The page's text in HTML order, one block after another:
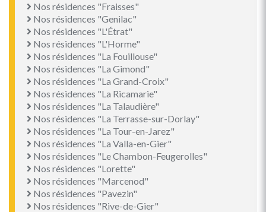
Nos résidences "Fraisses"
Nos résidences "Genilac"
Nos résidences "L'Étrat"
Nos résidences "L'Horme"
Nos résidences "La Fouillouse"
Nos résidences "La Gimond"
Nos résidences "La Grand-Croix"
Nos résidences "La Ricamarie"
Nos résidences "La Talaudière"
Nos résidences "La Terrasse-sur-Dorlay"
Nos résidences "La Tour-en-Jarez"
Nos résidences "La Valla-en-Gier"
Nos résidences "Le Chambon-Feugerolles"
Nos résidences "Lorette"
Nos résidences "Marcenod"
Nos résidences "Pavezin"
Nos résidences "Rive-de-Gier"